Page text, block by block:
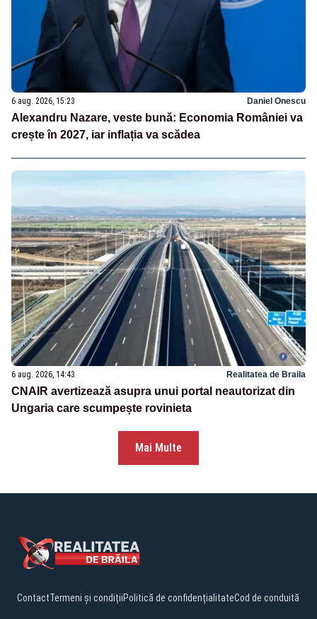
6 aug. 2026, 15:23 Daniel Onescu
Alexandru Nazare, veste bună: Economia României va
crește în 2027, iar inflația va scădea
6 aug. 2026, 14:43 Realitatea de Braila
CNAIR avertizează asupra unui portal neautorizat din
Ungaria care scumpește rovinieta
Mai Multe
ContactTermeni și condițiiPolitică de confidențialitateCod de conduită